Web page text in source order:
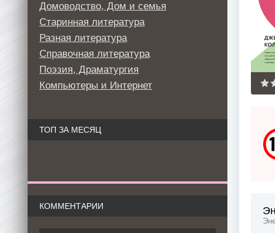
Домоводство, Дом и семья
Старинная литература
Разная литература
Справочная литература
Поэзия, Драматургия
Компьютеры и Интернет
ТОП ЗА МЕСЯЦ
КОММЕНТАРИИ